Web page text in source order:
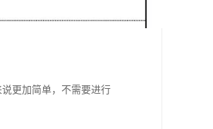
更加简单，不需要进行